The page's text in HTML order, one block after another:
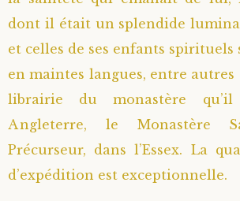
Saint Sophrony l’Athonite
Sainte Xenia
Sainte Matrone de Moscou
Staritsa Marie Makovkine
Natalia de Vyritsa
Staritsa Anastasia
Archimandrite Lazare
Geronda Arsenios le Spiléote
Gerondissa Makrina
Archimandrite Nathanaël
dont il était un splendide
et celles de ses enfants spirituels
en maintes langues, entre
librairie du monastère
Angleterre, le Monastère
Précurseur, dans l’Essex. La
d’expédition est exceptionnelle.